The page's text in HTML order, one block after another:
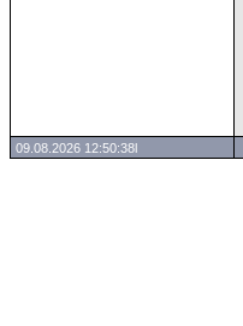
09.08.2026 12:50:38l